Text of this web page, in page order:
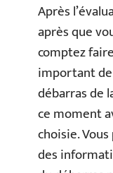
Après
après que
comptez
important
débarras de
ce moment
choisie.
des